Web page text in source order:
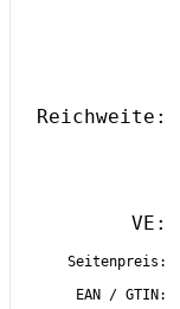
Reichweite:
VE:
Seitenpreis:
EAN / GTIN: